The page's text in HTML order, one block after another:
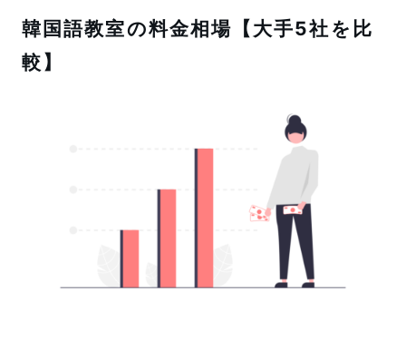
韓国語教室の料金相場【大手5社を比
較】